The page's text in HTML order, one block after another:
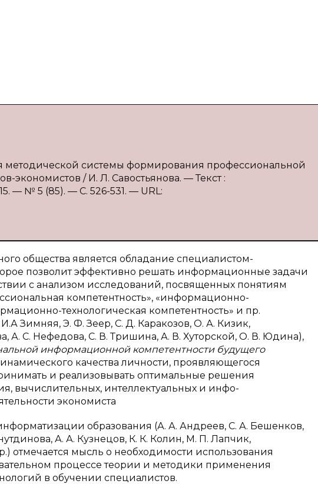
методической системы формирования профессиональной
экономистов / И. Л. Савостьянова. — Текст :
— № 5 (85). — С. 526-531. — URL:
общества является обладание специалистом-
позволит эффективно решать информационные задачи
с анализом исследований, посвященных понятиям
компетентность», «информационно-
технологическая компетентность» и пр.
Зимняя, Э. Ф. Зеер, С. Д. Каракозов, О. А. Кизик,
А. С. Нефедова, С. В. Тришина, А. В. Хуторской, О. В. Юдина),
информационной компетентности будущего
качества личности, проявляющегося
и реализовывать оптимальные решения
вычислительных, интеллектуальных и инфо-
экономиста
образования (А. А. Андреев, С. А. Бешенков,
А. А. Кузнецов, К. К. Колин, М. П. Лапчик,
отмечается мысль о необходимости использования
процессе теории и методики применения
в обучении специалистов.